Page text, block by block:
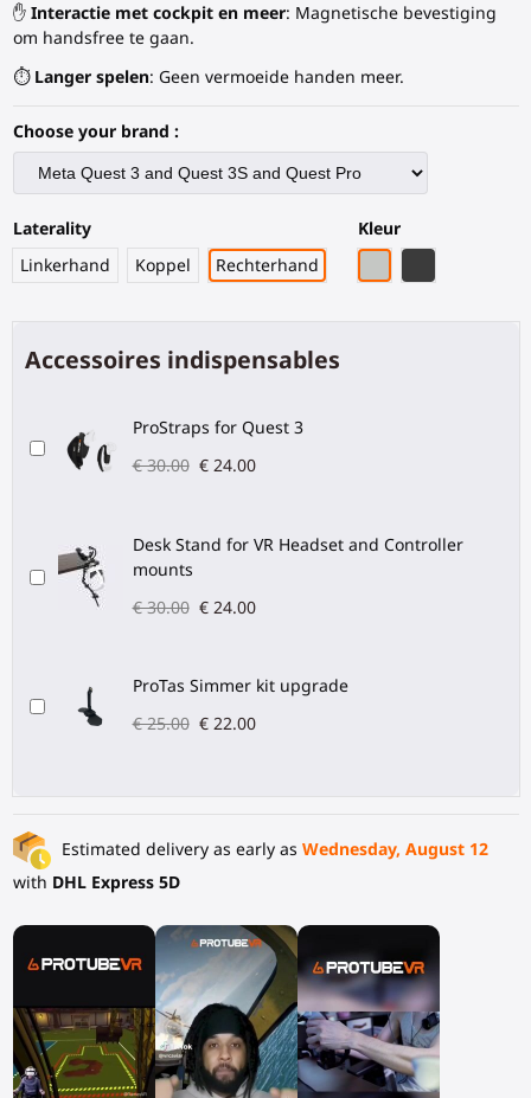
✋ Interactie met cockpit en meer: Magnetische bevestiging
om handsfree te gaan.
⏱️ Langer spelen: Geen vermoeide handen meer.
Choose your brand :
Laterality
Linkerhand
Koppel Rechterhand
Kleur
Accessoires indispensables
ProStraps for Quest 3
€ 30.00 € 24.00
Desk Stand for VR Headset and Controller
mounts
€ 30.00 € 24.00
ProTas Simmer kit upgrade
€ 25.00 € 22.00
Estimated delivery as early as Wednesday, August 12
with DHL Express 5D